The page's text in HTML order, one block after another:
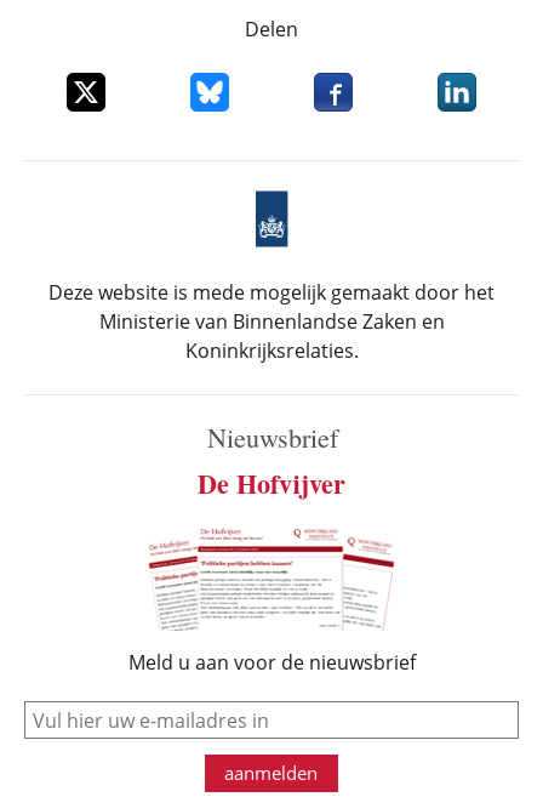
Delen
Deel dit item op XDeel dit item op Bluesky
Deel dit item opDeel dit
Deze website is mede mogelijk gemaakt door het
Ministerie van Binnenlandse Zaken en
Koninkrijksrelaties.
Nieuwsbrief
De Hofvijver
Meld u aan voor de nieuwsbrief
e-mail
aanmelden